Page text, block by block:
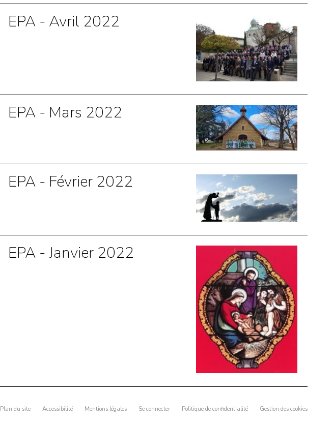
EPA - Avril 2022
EPA - Mars 2022
EPA - Février 2022
EPA - Janvier 2022
Plan du site Accessibilité Mentions légales Se connecter Politique de confidentialité Gestion des cookies